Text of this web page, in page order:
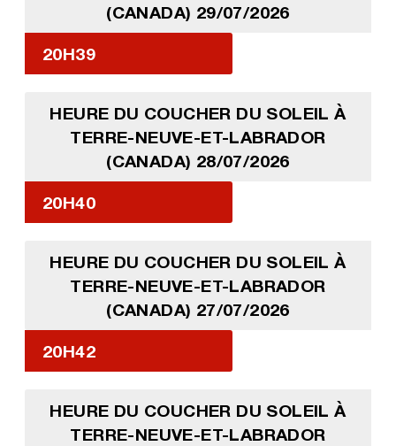
(CANADA) 29/07/2026
20H39
HEURE DU COUCHER DU SOLEIL À
TERRE-NEUVE-ET-LABRADOR
(CANADA) 28/07/2026
20H40
HEURE DU COUCHER DU SOLEIL À
TERRE-NEUVE-ET-LABRADOR
(CANADA) 27/07/2026
20H42
HEURE DU COUCHER DU SOLEIL À
TERRE-NEUVE-ET-LABRADOR